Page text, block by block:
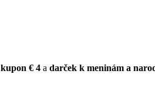
kupon € 4 a darček k meninám a